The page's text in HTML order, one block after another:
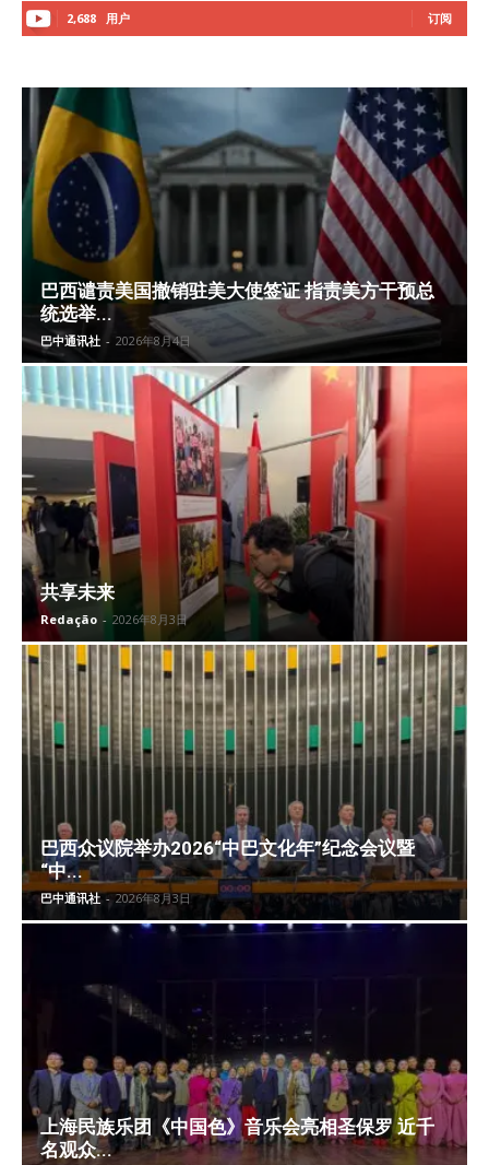
2,688 用户 订阅
巴西谴责美国撤销驻美大使签证 指责美方干预总
统选举...
巴中通讯社 - 2026年8月4日
共享未来
Redação - 2026年8月3日
巴西众议院举办2026“中巴文化年”纪念会议暨
“中...
巴中通讯社 - 2026年8月3日
上海民族乐团《中国色》音乐会亮相圣保罗 近千
名观众...